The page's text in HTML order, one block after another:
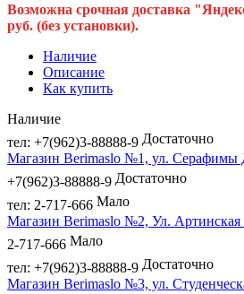
Возможна срочная доставка
руб. (без установки).
Наличие
Описание
Как купить
Наличие
тел: +7(962)3-88888-9 Достаточно
Магазин Berimaslo №1, ул. Серафимы
+7(962)3-88888-9 Достаточно
тел: 2-717-666 Мало
Магазин Berimaslo №2, Ул. Артинская
2-717-666 Мало
тел: +7(962)3-88888-9 Достаточно
Магазин Berimaslo №3, ул.